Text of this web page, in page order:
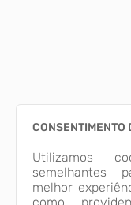
CONSENTIMENTO
Utilizamos
semelhantes
melhor